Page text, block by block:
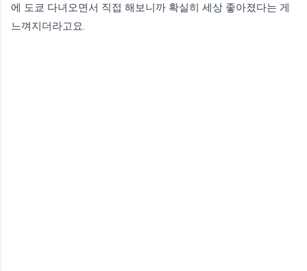
에 도쿄 다녀오면서 직접 해보니까 확실히 세상 좋아졌다는 게
느껴지더라고요.